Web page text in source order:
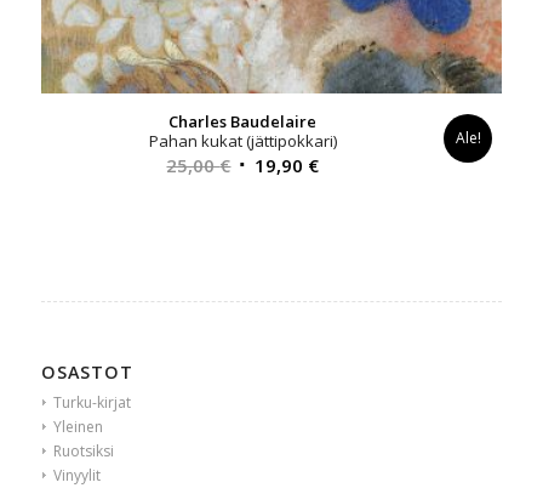
Charles Baudelaire
Pahan kukat (jättipokkari)
25,00€ Alkuperäinen
19,90 €Nykyinen
Ale!
OSASTOT
Turku-kirjat
Yleinen
Ruotsiksi
Vinyylit